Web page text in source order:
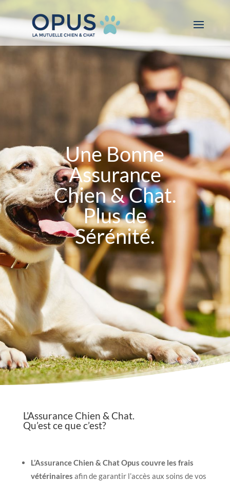
Une Bonne
Assurance
Chien & Chat.
Plus de
Sérénité.
L’Assurance Chien & Chat.
Qu’est ce que c’est?
L’Assurance Chien & Chat Opus couvre les frais
vétérinaires afin de garantir l’accès aux soins de vos